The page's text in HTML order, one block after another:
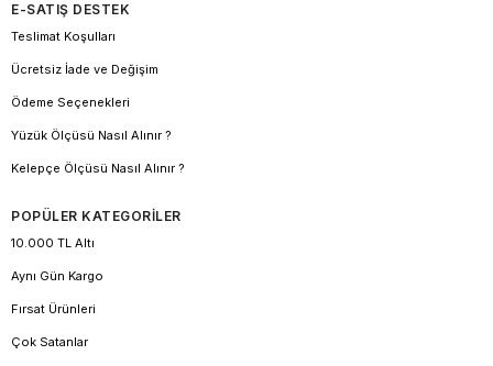
E-SATIŞ DESTEK
Teslimat Koşulları
Ücretsiz İade ve Değişim
Ödeme Seçenekleri
Yüzük Ölçüsü Nasıl Alınır ?
Kelepçe Ölçüsü Nasıl Alınır ?
POPÜLER KATEGORİLER
10.000 TL Altı
Aynı Gün Kargo
Fırsat Ürünleri
Çok Satanlar